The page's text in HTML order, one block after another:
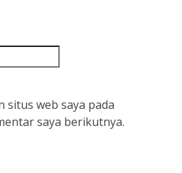
situs web saya pada
saya berikutnya.